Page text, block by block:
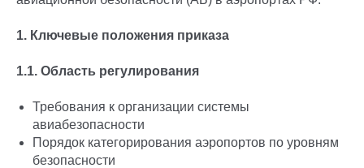
1. Ключевые положения приказа
1.1. Область регулирования
Требования к организации системы
авиабезопасности
Порядок категорирования аэропортов по уровням
безопасности